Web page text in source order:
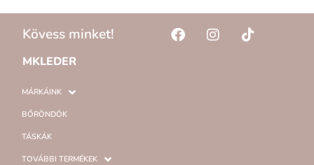
Kövess minket!
MKLEDER
MÁRKÁINK
BŐRÖNDÖK
TÁSKÁK
TOVÁBBI TERMÉKEK